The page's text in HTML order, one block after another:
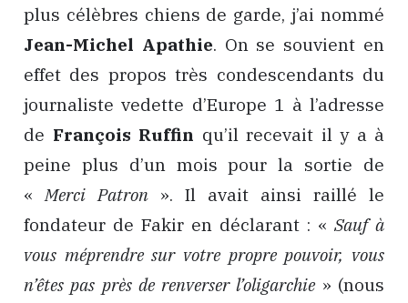
plus célèbres chiens de garde, j’ai nommé
Jean-Michel Apathie. On se souvient en
effet des propos très condescendants du
journaliste vedette d’Europe 1 à l’adresse
de François Ruffin qu’il recevait il y a à
peine plus d’un mois pour la sortie de
«Merci Patron ». Il avait ainsi raillé le
fondateur de Fakir en déclarant : «Sauf à
vous méprendre sur votre propre pouvoir, vous
n’êtes pas près de renverser l’oligarchie » (nous